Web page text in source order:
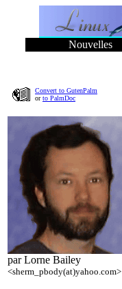
Nouvelles
Convert to GutenPalm
orto PalmDoc
par Lorne Bailey
<sherm_pbody(at)yahoo.com>